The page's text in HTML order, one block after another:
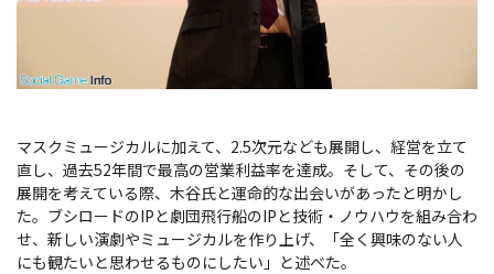
マスクミュージカルに加えて、2.5次元なども展開し、経営を立て
直し、過去52年間で最高の営業利益率を達成。そして、その後の
展開を考えている際、木谷氏と運命的な出会いがあったと明かし
た。ブシロードのIPと劇団飛行船のIPと技術・ノウハウを組み合わ
せ、新しい演劇やミュージカルを作り上げ、「全く興味のない人
にも観たいと思わせるものにしたい」と述べた。